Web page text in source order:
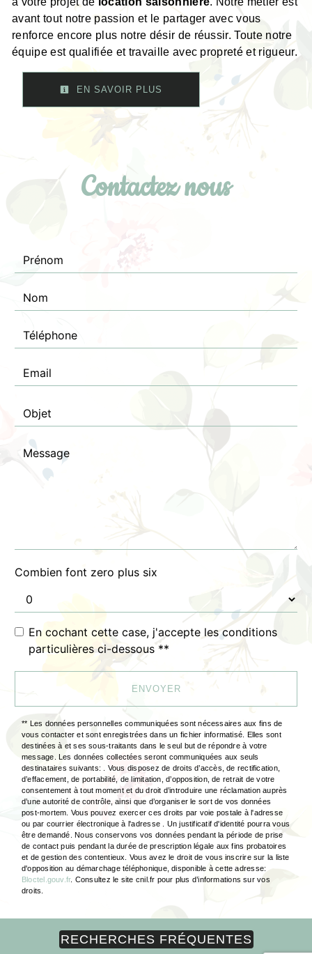
avant tout notre passion et le partager avec vous
renforce encore plus notre désir de réussir. Toute notre
équipe est qualifiée et travaille avec propreté et rigueur.
EN SAVOIR PLUS
Contactez nous
Combien font zero plus six
En cochant cette case, j'accepte les conditions
particulières ci-dessous **
ENVOYER
** Les données personnelles communiquées sont nécessaires aux fins de
vous contacter et sont enregistrées dans un fichier informatisé. Elles sont
destinées à et ses sous-traitants dans le seul but de répondre à votre
message. Les données collectées seront communiquées aux seuls
destinataires suivants: . Vous disposez de droits d’accès, de rectification,
d’effacement, de portabilité, de limitation, d’opposition, de retrait de votre
consentement à tout moment et du droit d’introduire une réclamation auprès
d’une autorité de contrôle, ainsi que d’organiser le sort de vos données
post-mortem. Vous pouvez exercer ces droits par voie postale à l'adresse
ou par courrier électronique à l'adresse . Un justificatif d'identité pourra vous
être demandé. Nous conservons vos données pendant la période de prise
de contact puis pendant la durée de prescription légale aux fins probatoires
et de gestion des contentieux. Vous avez le droit de vous inscrire sur la liste
d'opposition au démarchage téléphonique, disponible à cette adresse:
Bloctel.gouv.fr. Consultez le site cnil.fr pour plus d’informations sur vos
droits.
RECHERCHES FRÉQUENTES